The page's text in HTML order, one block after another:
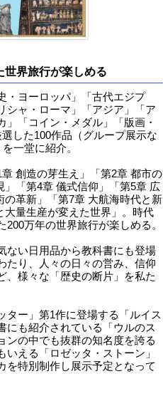
世界旅行が楽しめる
・ヨーロッパ」「古代エジプ
シャ・ローマ」「アジア」「ア
」「コイン・メダル」「版画・
した100作品（グループ展示な
一堂に紹介。
創造の芽生え」「第2章 都市の
「第4章 儀式信仰」「第5章 広
革新」「第7章 大航海時代と新
大量生産が変えた世界」。時代
万年の世界旅行が楽しめる。
ない日用品から教科書にも登場
たり、人々の日々の営み、信仰
、様々な「歴史の断片」を私た
ター」第1作に登場する「ルイス
にも紹介されている「ウルのス
ンの中でも抜群の知名度を誇る
える「ロゼッタ・ストーン」
を特別制作し展示予定となって